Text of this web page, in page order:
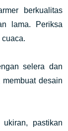
berkualitas
lama. Periksa
cuaca.
selera dan
desain
pastikan